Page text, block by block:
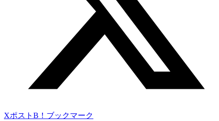
Xポスト B！ブックマーク